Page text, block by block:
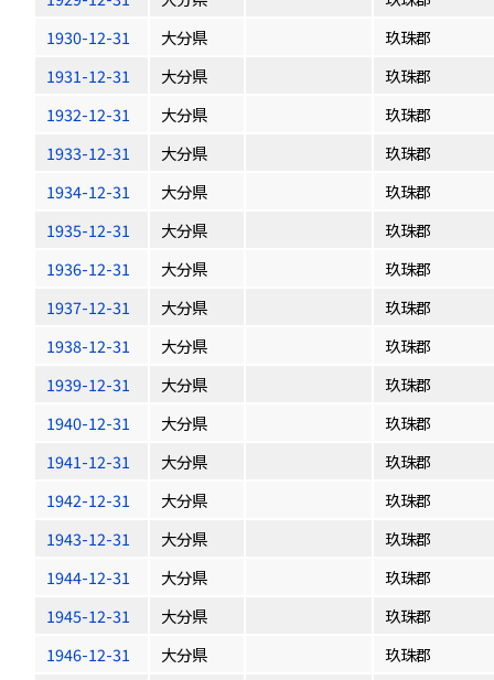
1930-12-31
大分県
玖珠郡
1931-12-31
大分県
玖珠郡
1932-12-31
大分県
玖珠郡
1933-12-31
大分県
玖珠郡
1934-12-31
大分県
玖珠郡
1935-12-31
大分県
玖珠郡
1936-12-31
大分県
玖珠郡
1937-12-31
大分県
玖珠郡
1938-12-31
大分県
玖珠郡
1939-12-31
大分県
玖珠郡
1940-12-31
大分県
玖珠郡
1941-12-31
大分県
玖珠郡
1942-12-31
大分県
玖珠郡
1943-12-31
大分県
玖珠郡
1944-12-31
大分県
玖珠郡
1945-12-31
大分県
玖珠郡
1946-12-31
大分県
玖珠郡